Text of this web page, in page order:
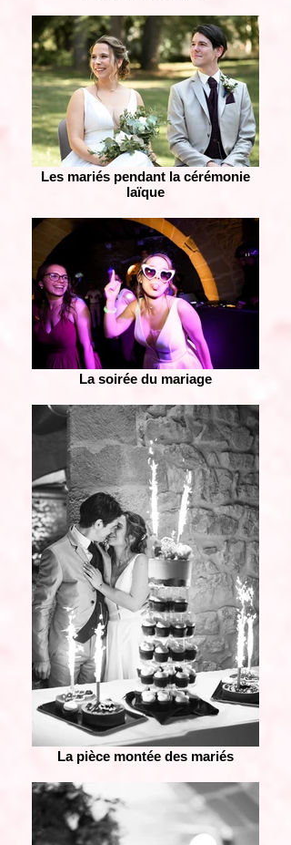
Les mariés pendant la cérémonie
laïque
La soirée du mariage
La pièce montée des mariés